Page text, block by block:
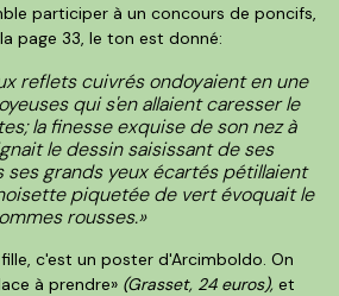
participer à un concours de poncifs,
page 33, le ton est donné:
reflets cuivrés ondoyaient en une
qui s'en allaient caresser le
la finesse exquise de son nez à
le dessin saisissant de ses
ses grands yeux écartés pétillaient
piquetée de vert évoquait le
rousses.»
c'est un poster d'Arcimboldo. On
à prendre» (Grasset, 24 euros), et